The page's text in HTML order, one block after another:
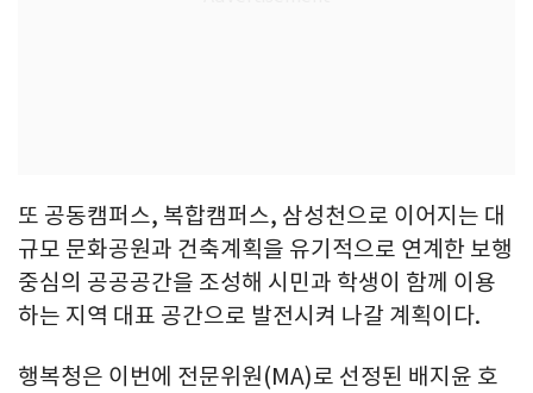
또 공동캠퍼스, 복합캠퍼스, 삼성천으로 이어지는 대
규모 문화공원과 건축계획을 유기적으로 연계한 보행
중심의 공공공간을 조성해 시민과 학생이 함께 이용
하는 지역 대표 공간으로 발전시켜 나갈 계획이다.
행복청은 이번에 전문위원(MA)로 선정된 배지윤 호